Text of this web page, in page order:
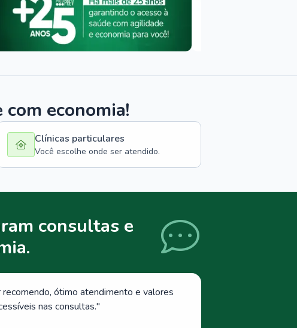
economia!
Clínicas particulares
Você escolhe onde ser atendido.
consultas e
recomendo, ótimo atendimento e valores
nas consultas."